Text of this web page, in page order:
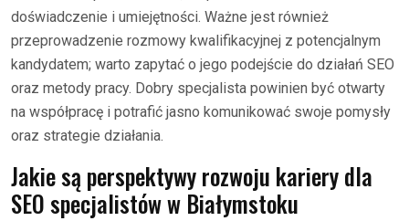
doświadczenie i umiejętności. Ważne jest również
przeprowadzenie rozmowy kwalifikacyjnej z potencjalnym
kandydatem; warto zapytać o jego podejście do działań SEO
oraz metody pracy. Dobry specjalista powinien być otwarty
na współpracę i potrafić jasno komunikować swoje pomysły
oraz strategie działania.
Jakie są perspektywy rozwoju kariery dla
SEO specjalistów w Białymstoku